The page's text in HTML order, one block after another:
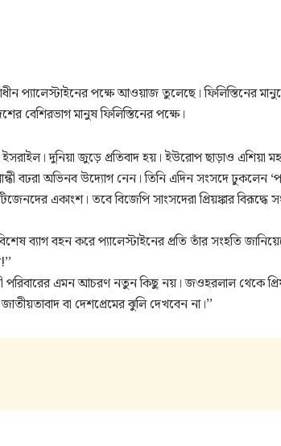
প্যালেস্টাইনের পক্ষে আওয়াজ তুলেছে। ফিলিস্তিনের
বেশিরভাগ মানুষ ফিলিস্তিনের পক্ষে।
দুনিয়া জুড়ে প্রতিবাদ হয়। ইউরোপ ছাড়াও এশিয়া
বঢরা অভিনব উদ্যোগ নেন। তিনি এদিন সংসদে ঢুকলেন
একাংশ। তবে বিজেপি সাংসদেরা প্রিয়ঙ্কার
ব্যাগ বহন করে প্যালেস্টাইনের প্রতি তাঁর সংহতি
পরিবারের এমন আচরণ নতুন কিছু নয়। জওহরলাল থেকে
বা দেশপ্রেমের ঝুলি দেখবেন না।’’